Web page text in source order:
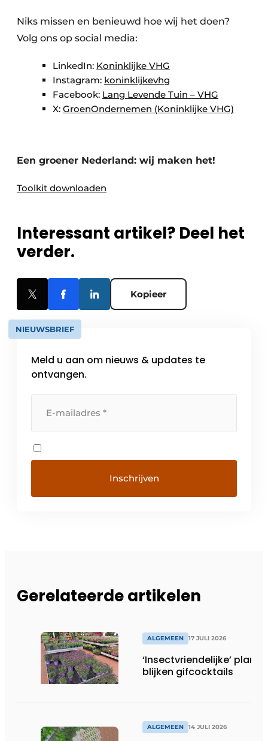
​Niks missen en benieuwd hoe wij het doen?
Volg ons op social media:
​LinkedIn: Koninklijke VHG
Instagram: koninklijkevhg​
Facebook: Lang Levende Tuin – VHG
X: GroenOndernemen (Koninklijke VHG)​​
Een groener Nederland: wij maken het!​
Toolkit downloaden
Interessant artikel? Deel het
verder.
Kopieer
NIEUWSBRIEF
Meld u aan om nieuws & updates te
ontvangen.
Gerelateerde artikelen
ALGEMEEN 17 JULI 2026
‘Insectvriendelijke’
blijken gifcocktails
ALGEMEEN 14 JULI 2026